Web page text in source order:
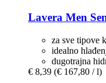
Lavera Men
za sve tipove
idealno
dugotrajna
€ 8,39 (€ 167,80 / l)